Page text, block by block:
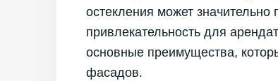
остекления может значительно
привлекательность для
основные преимущества,
фасадов.